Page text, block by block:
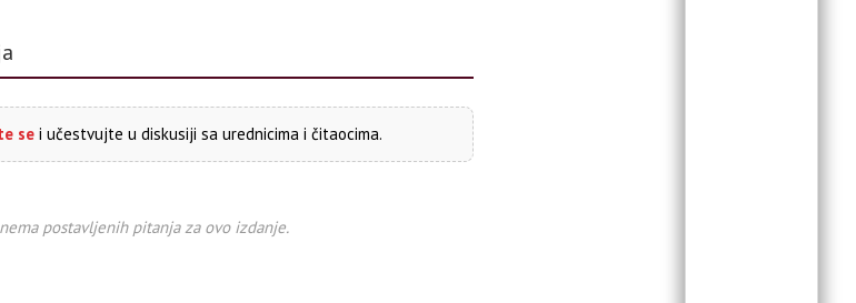
se i učestvujte u diskusiji sa urednicima i čitaocima.
postavljenih pitanja za ovo izdanje.